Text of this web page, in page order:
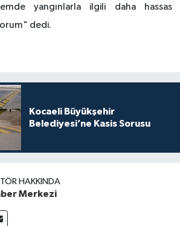
yangınlarla ilgili daha hassas
dedi.
Kocaeli Büyükşehir
Belediyesi’ne Kasis Sorusu
HAKKINDA
Merkezi